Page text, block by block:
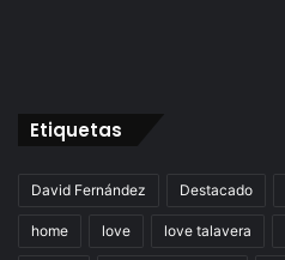
Etiquetas
David Fernández Destacado
home love love talavera